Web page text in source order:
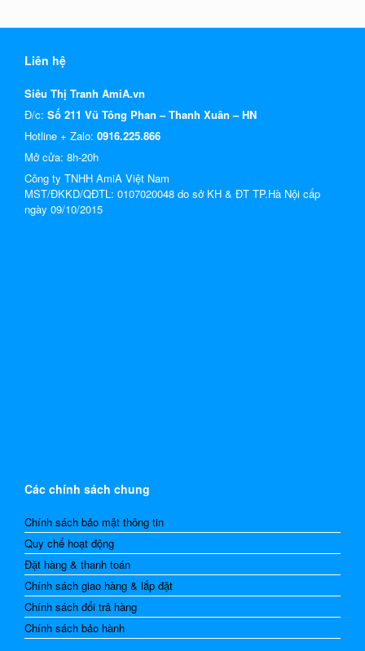
Liên hệ
Siêu Thị Tranh AmiA.vn
Đ/c: Số 211 Vũ Tông Phan – Thanh Xuân – HN
Hotline + Zalo: 0916.225.866
Mở cửa: 8h-20h
Công ty TNHH AmiA Việt Nam
MST/ĐKKD/QĐTL: 0107020048 do sở KH & ĐT TP.Hà Nội cấp
ngày 09/10/2015
Các chính sách chung
Chính sách bảo mật thông tin
Quy chế hoạt động
Đặt hàng & thanh toán
Chính sách giao hàng & lắp đặt
Chính sách đổi trả hàng
Chính sách bảo hành